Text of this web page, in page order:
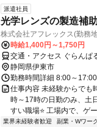
派遣社員
光学レンズの製造補
株式会社アフレックス(勤務
時給1,400円～1,750円
交通・アクセス ぐらん
静岡県伊東市
勤務時間詳細 8:00～
仕事内容 未経験からでも
時～17時の日勤のみ、土
すい職場⭐ 工場内で、ゲ
業界未経験者歓迎 副業・Wワー